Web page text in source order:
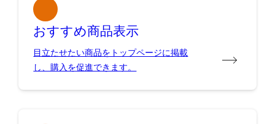
おすすめ商品表示
目立たせたい商品をトップページに掲載
し、購入を促進できます。